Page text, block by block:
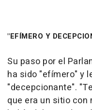
"EFÍMERO Y
Su paso por el
ha sido "efímero" y
"decepcionante".
que era un sitio